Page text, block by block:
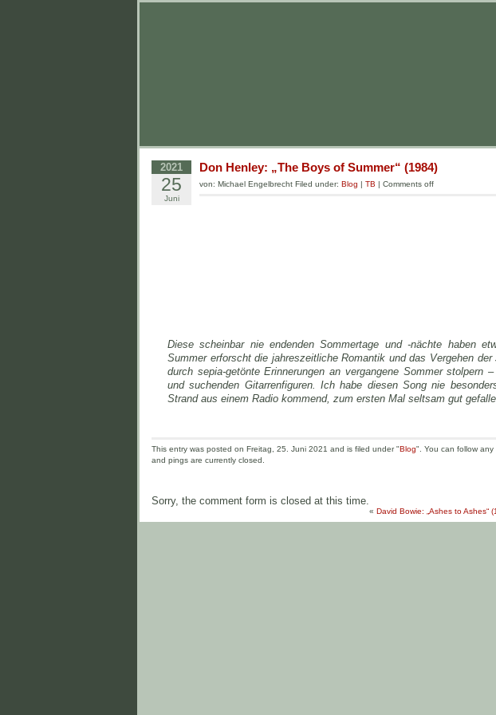
2021
25
Juni
Don Henley: „The Boys of Summer“ (1984)
von: Michael Engelbrecht Filed under: Blog | TB | Comments off
Diese scheinbar nie endenden Sommertage und -nächte haben
Summer erforscht die jahreszeitliche Romantik und das Vergehen
durch sepia-getönte Erinnerungen an vergangene Sommer stolpern
und suchenden Gitarrenfiguren. Ich habe diesen Song nie
Strand aus einem Radio kommend, zum ersten Mal seltsam gut
This entry was posted on Freitag, 25. Juni 2021 and is filed under "Blog". You can follow
and pings are currently closed.
Sorry, the comment form is closed at this time.
« David Bowie: „Ashes to Ashes“